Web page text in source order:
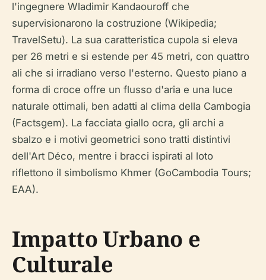
l'ingegnere Wladimir Kandaouroff che
supervisionarono la costruzione (Wikipedia;
TravelSetu). La sua caratteristica cupola si eleva
per 26 metri e si estende per 45 metri, con quattro
ali che si irradiano verso l'esterno. Questo piano a
forma di croce offre un flusso d'aria e una luce
naturale ottimali, ben adatti al clima della Cambogia
(Factsgem). La facciata giallo ocra, gli archi a
sbalzo e i motivi geometrici sono tratti distintivi
dell'Art Déco, mentre i bracci ispirati al loto
riflettono il simbolismo Khmer (GoCambodia Tours;
EAA).
Impatto Urbano e
Culturale